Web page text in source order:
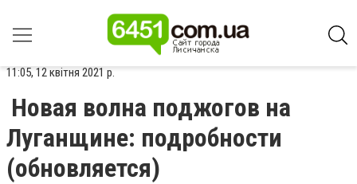
11:05, 12 квітня 2021 р.
Новая волна поджогов на
Луганщине: подробности
(обновляется)